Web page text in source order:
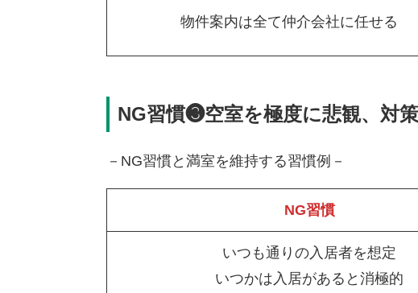
物件案内は全て仲介会社に任せる
NG習慣❸空室を極度に悲観、対
－NG習慣と満室を維持する習慣例－
NG習慣
いつも通りの入居者を想定
いつかは入居があると消極的